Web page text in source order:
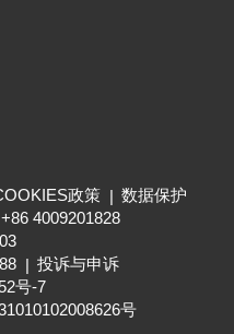
政策
数据保护
4009201828
投诉与申诉
号-7
号